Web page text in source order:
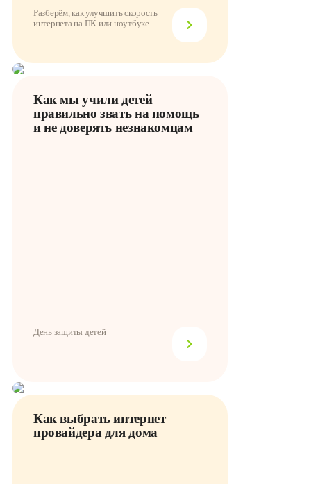
Разберём, как улучшить скорость
интернета на ПК или ноутбуке
Как мы учили детей
правильно звать на помощь
и не доверять незнакомцам
День защиты детей
Как выбрать интернет
провайдера для дома